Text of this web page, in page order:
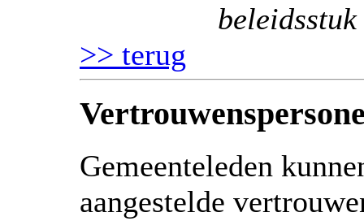
beleidsstuk
>> terug
Gemeenteleden
aangestelde